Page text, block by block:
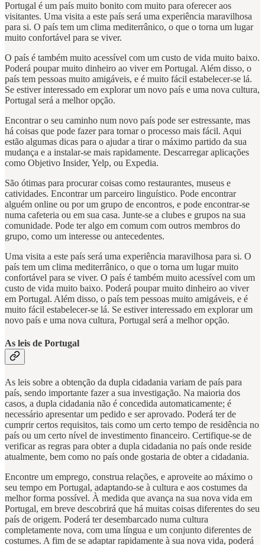
Portugal é um país muito bonito com muito para oferecer aos
visitantes. Uma visita a este país será uma experiência maravilhosa
para si. O país tem um clima mediterrânico, o que o torna um lugar
muito confortável para se viver.
O país é também muito acessível com um custo de vida muito baixo.
Poderá poupar muito dinheiro ao viver em Portugal. Além disso, o
país tem pessoas muito amigáveis, e é muito fácil estabelecer-se lá.
Se estiver interessado em explorar um novo país e uma nova cultura,
Portugal será a melhor opção.
Encontrar o seu caminho num novo país pode ser estressante, mas
há coisas que pode fazer para tornar o processo mais fácil. Aqui
estão algumas dicas para o ajudar a tirar o máximo partido da sua
mudança e a instalar-se mais rapidamente. Descarregar aplicações
como Objetivo Insider, Yelp, ou Expedia.
São ótimas para procurar coisas como restaurantes, museus e
catividades. Encontrar um parceiro linguístico. Pode encontrar
alguém online ou por um grupo de encontros, e pode encontrar-se
numa cafeteria ou em sua casa. Junte-se a clubes e grupos na sua
comunidade. Pode ter algo em comum com outros membros do
grupo, como um interesse ou antecedentes.
Uma visita a este país será uma experiência maravilhosa para si. O
país tem um clima mediterrânico, o que o torna um lugar muito
confortável para se viver. O país é também muito acessível com um
custo de vida muito baixo. Poderá poupar muito dinheiro ao viver
em Portugal. Além disso, o país tem pessoas muito amigáveis, e é
muito fácil estabelecer-se lá. Se estiver interessado em explorar um
novo país e uma nova cultura, Portugal será a melhor opção.
As leis de Portugal
As leis sobre a obtenção da dupla cidadania variam de país para
país, sendo importante fazer a sua investigação. Na maioria dos
casos, a dupla cidadania não é concedida automaticamente; é
necessário apresentar um pedido e ser aprovado. Poderá ter de
cumprir certos requisitos, tais como um certo tempo de residência no
país ou um certo nível de investimento financeiro. Certifique-se de
verificar as regras para obter a dupla cidadania no país onde reside
atualmente, bem como no país onde gostaria de obter a cidadania.
Encontre um emprego, construa relações, e aproveite ao máximo o
seu tempo em Portugal, adaptando-se à cultura e aos costumes da
melhor forma possível. À medida que avança na sua nova vida em
Portugal, em breve descobrirá que há muitas coisas diferentes do seu
país de origem. Poderá ter desembarcado numa cultura
completamente nova, com uma língua e um conjunto diferentes de
costumes. A fim de se adaptar rapidamente à sua nova vida, poderá